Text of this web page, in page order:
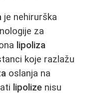
je nehirurška
za
lipoliza
koje razlažu
oslanja na
lipolize nisu